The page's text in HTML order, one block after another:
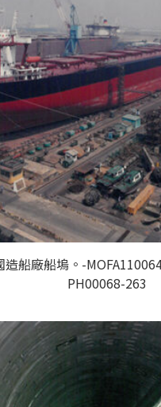
造船廠船塢。-
PH00068-263